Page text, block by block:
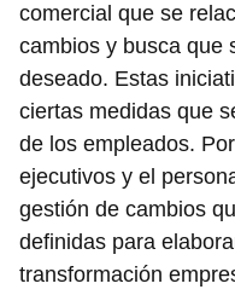
comercial que se
cambios y busca que
deseado. Estas
ciertas medidas que
de los empleados.
ejecutivos y el
gestión de cambios
definidas para
transformación